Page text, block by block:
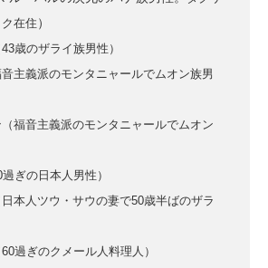
在住）
歳のザライ族男性）
音主義派のモンタニャールでムオン族男
（福音主義派のモンタニャールでムオン
ぎの日本人男性）
日本人ツウ・サウの妻で50歳半ばのザラ
過ぎのクメール人料理人）